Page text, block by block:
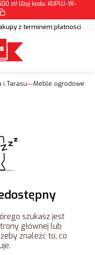
zł! Użyj kodu: KUPUJ-W-
z terminem płatności
i Tarasu Meble ogrodowe
szukasz jest
głównej lub
znaleźć to, co